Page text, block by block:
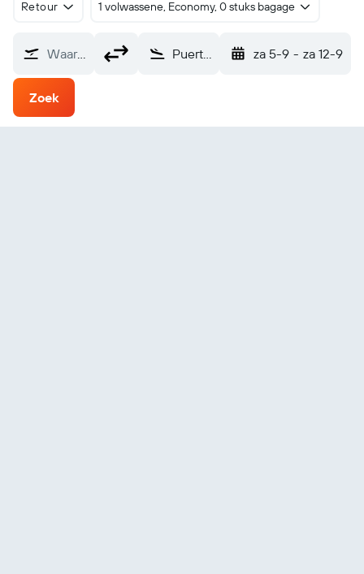
Retour
1 volwassene, Economy, 0 stuks bagage
Waarvandaan? Puerto Carreno (PCR) za 5-9 - za 12-9
Zoek